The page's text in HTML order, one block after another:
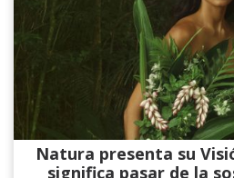
Natura presenta su
significa pasar de la